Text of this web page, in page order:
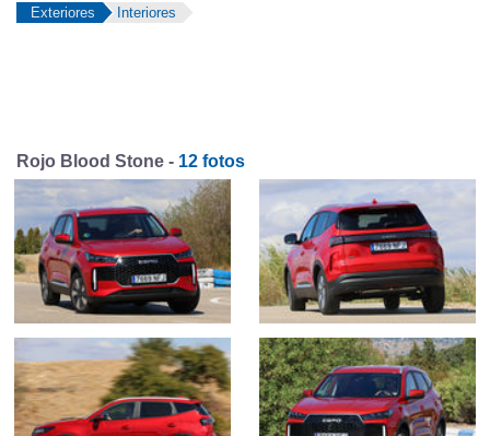
Exteriores Interiores
Rojo Blood Stone - 12 fotos